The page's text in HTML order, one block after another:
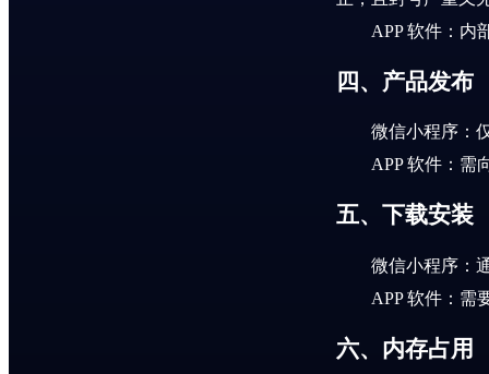
APP 软件：内
四、产品发布
微信小程序：
APP 软件：需
五、下载安装
微信小程序：
APP 软件：需
六、内存占用